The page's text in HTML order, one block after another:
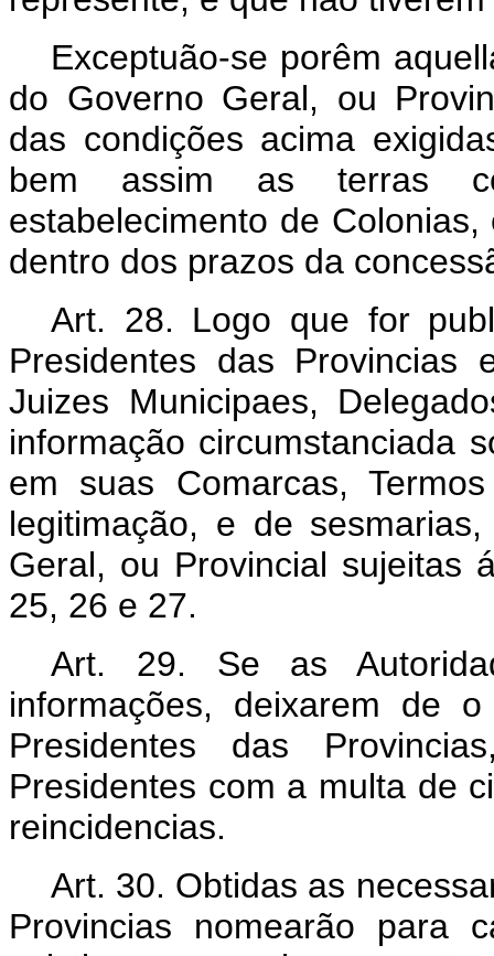
Exceptuão-se porêm
do Governo Geral, ou
das condições acima
bem assim as terras
estabelecimento de
dentro dos prazos da
Art. 28. Logo que for
Presidentes das Provincias
Juizes Municipaes,
informação circumstanciada
em suas Comarcas,
legitimação, e de
Geral, ou Provincial sujeitas
25, 26 e 27.
Art. 29. Se as
informações, deixarem de
Presidentes das
Presidentes com a multa de
reincidencias.
Art. 30. Obtidas as
Provincias nomearão para